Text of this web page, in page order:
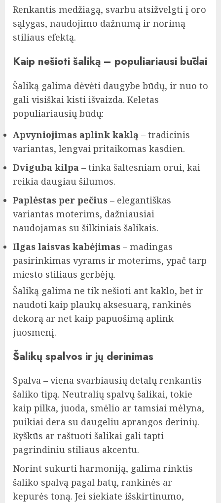
Renkantis medžiagą, svarbu atsižvelgti į oro
sąlygas, naudojimo dažnumą ir norimą
stiliaus efektą.
Kaip nešioti šaliką – populiariausi būdai
Šaliką galima dėvėti daugybe būdų, ir nuo to
gali visiškai kisti išvaizda. Keletas
populiariausių būdų:
Apvyniojimas aplink kaklą – tradicinis
variantas, lengvai pritaikomas kasdien.
Dviguba kilpa – tinka šaltesniam orui, kai
reikia daugiau šilumos.
Paplėstas per pečius – elegantiškas
variantas moterims, dažniausiai
naudojamas su šilkiniais šalikais.
Ilgas laisvas kabėjimas – madingas
pasirinkimas vyrams ir moterims, ypač tarp
miesto stiliaus gerbėjų.
Šaliką galima ne tik nešioti ant kaklo, bet ir
naudoti kaip plaukų aksesuarą, rankinės
dekorą ar net kaip papuošimą aplink
juosmenį.
Šalikų spalvos ir jų derinimas
Spalva – viena svarbiausių detalų renkantis
šaliko tipą. Neutralių spalvų šalikai, tokie
kaip pilka, juoda, smėlio ar tamsiai mėlyna,
puikiai dera su daugeliu aprangos derinių.
Ryškūs ar raštuoti šalikai gali tapti
pagrindiniu stiliaus akcentu.
Norint sukurti harmoniją, galima rinktis
šaliko spalvą pagal batų, rankinės ar
kepurės toną. Jei siekiate išskirtinumo,